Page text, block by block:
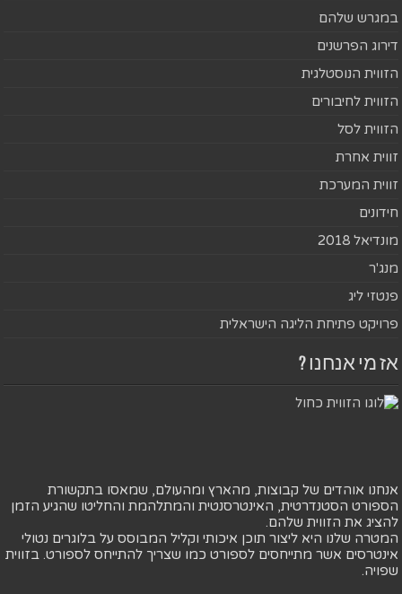
במגרש שלהם
דירוג הפרשנים
הזווית הנוסטלגית
הזווית לחיבורים
הזווית לסל
זווית אחרת
זווית המערכת
חידונים
מונדיאל 2018
מנג'ר
פנטזי ליג
פרויקט פתיחת הליגה הישראלית
אז מי אנחנו ?
אנחנו אוהדים של קבוצות, מהארץ ומהעולם, שמאסו בתקשורת
הספורט הסטנדרטית, האינטרסנטית והמתלהמת והחליטו שהגיע הזמן
להציג את הזווית שלהם.
המטרה שלנו היא ליצור תוכן איכותי וקליל המבוסס על בלוגרים נטולי
אינטרסים אשר מתייחסים לספורט כמו שצריך להתייחס לספורט. בזווית
שפויה.